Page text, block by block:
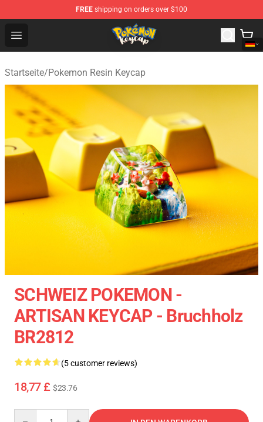
FREE shipping on orders over $100
Open menu
Pokemon Keycap Shop - The Best Store of Pokemon
Startseite/Pokemon Resin Keycap
SCHWEIZ POKEMON -
ARTISAN KEYCAP - Bruchholz
BR2812
(5 customer reviews)
18,77 £ $23.76